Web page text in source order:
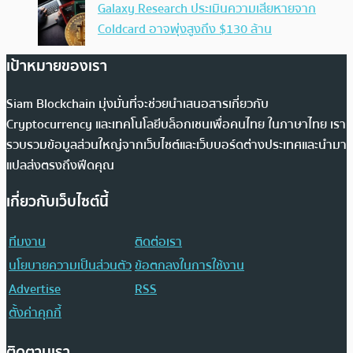
Galaxy Research ประเมินความเสียหายจาก
Coldcard อาจพุ่งสูงถึง $130 ล้าน
เป้าหมายของเรา
Siam Blockchain มุ่งมั่นที่จะช่วยนำเสนอสารเกี่ยวกับ
Cryptocurrency และเทคโนโลยีบล็อกเชนเพื่อคนไทย ในภาษาไทย เรา
รวบรวมข้อมูลส่วนใหญ่จากเว็บไซต์และเว็บบอร์ดต่างประเทศและนำมา
แปลส่งตรงถึงฟีดคุณ
เกี่ยวกับเว็บไซต์นี้
ทีมงาน
ติดต่อเรา
นโยบายความเป็นส่วนตัวข้อตกลงในการใช้งาน
Advertise
RSS
ตั้งค่าคุกกี้